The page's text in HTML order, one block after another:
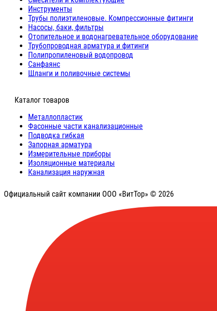
Инструменты
Трубы полиэтиленовые. Компрессионные фитинги
Насосы, баки, фильтры
Отопительное и водонагревательное оборудование
Трубопроводная арматура и фитинги
Полипропиленовый водопровод
Санфаянс
Шланги и поливочные системы
⠀Каталог товаров
Металлопластик
Фасонные части канализационные
Подводка гибкая
Запорная арматура
Измерительные приборы
Изоляционные материалы
Канализация наружная
Официальный сайт компании ООО «ВитТор» © 2026